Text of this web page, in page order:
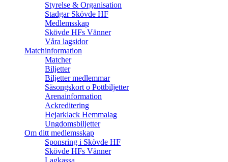
Styrelse & Organisation
Stadgar Skövde HF
Medlemsskap
Skövde HFs Vänner
Våra lagsidor
Matchinformation
Matcher
Biljetter
Biljetter medlemmar
Säsongskort o Pottbiljetter
Arenainformation
Ackreditering
Hejarklack Hemmalag
Ungdomsbiljetter
Om ditt medlemsskap
Sponsring i Skövde HF
Skövde HFs Vänner
Lagkassa